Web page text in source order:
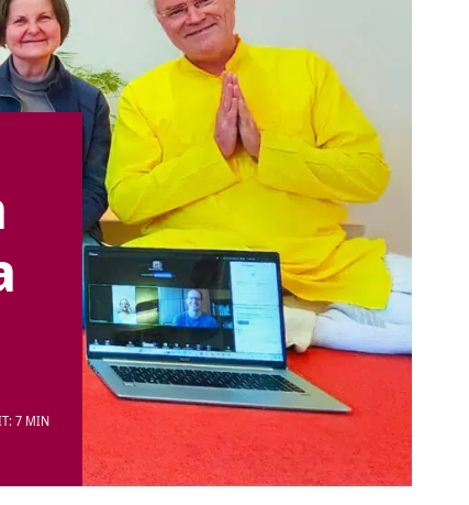
7 MIN